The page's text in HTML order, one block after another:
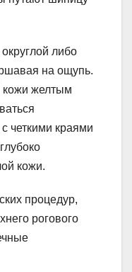
либо
на ощупь.
кожи желтым
четкими краями
кожи.
процедур,
рогового